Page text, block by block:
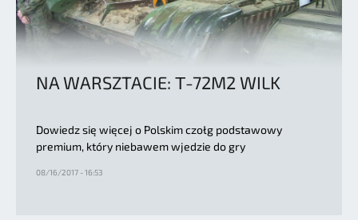
NA WARSZTACIE: Т-72M2 WILK
Dowiedz się więcej o Polskim czołg podstawowy
premium, który niebawem wjedzie do gry
08/16/2017 - 16:53